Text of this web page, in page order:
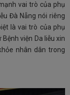
vai trò của phụ
Đà Nẵng nói riêng
là vai trò của phụ
viện Da liễu xin
nhân dân trong